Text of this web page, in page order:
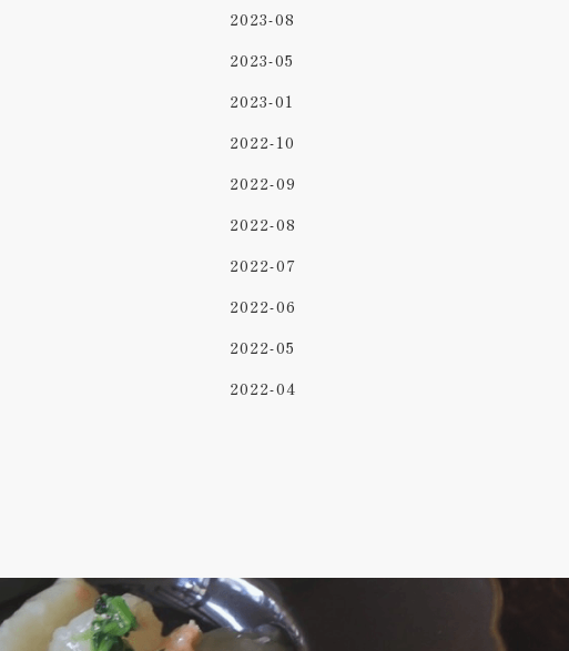
2023-08
2023-05
2023-01
2022-10
2022-09
2022-08
2022-07
2022-06
2022-05
2022-04